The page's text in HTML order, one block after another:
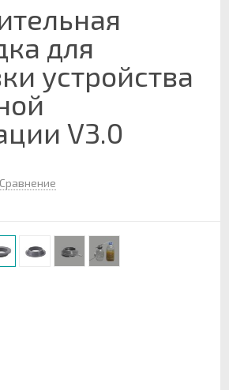
для
устройства
V3.0
Сравнение